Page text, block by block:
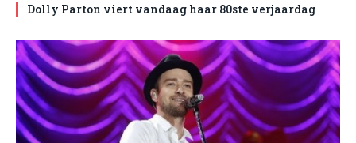
Dolly Parton viert vandaag haar 80ste verjaardag